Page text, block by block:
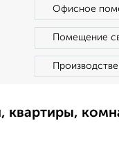
Офисное
Помещение